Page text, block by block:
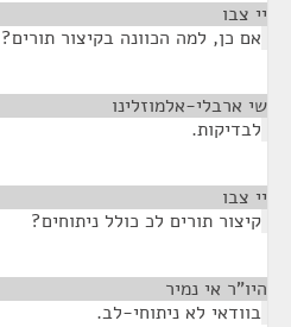
יי צבו
אם כן, למה הכוונה בקיצור תורים?
שי ארבלי-אלמוזלינו
לבדיקות.
יי צבו
קיצור תורים לכ כולל ניתוחים?
היו"ר אי נמיר
בוודאי לא ניתוחי-לב.